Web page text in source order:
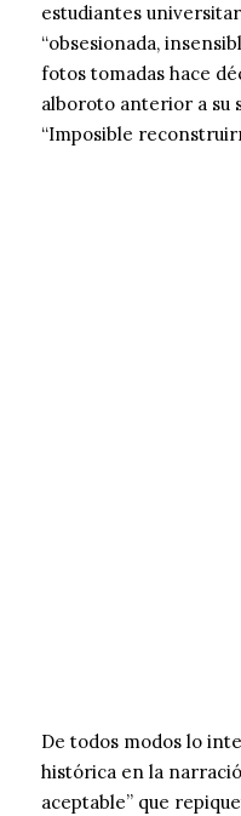
estudiantes
“obsesionada,
fotos tomadas hace
alboroto anterior a su
“Imposible
De todos modos lo
histórica en la
aceptable” que